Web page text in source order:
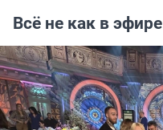
Всё не как в эфире